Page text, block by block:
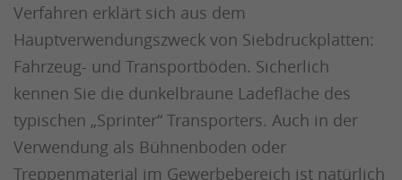
Verfahren erklärt sich aus dem
Hauptverwendungszweck von Siebdruckplatten:
Fahrzeug- und Transportböden. Sicherlich
kennen Sie die dunkelbraune Ladefläche des
typischen „Sprinter“ Transporters. Auch in der
Verwendung als Bühnenboden oder
Treppenmaterial im Gewerbebereich ist natürlich